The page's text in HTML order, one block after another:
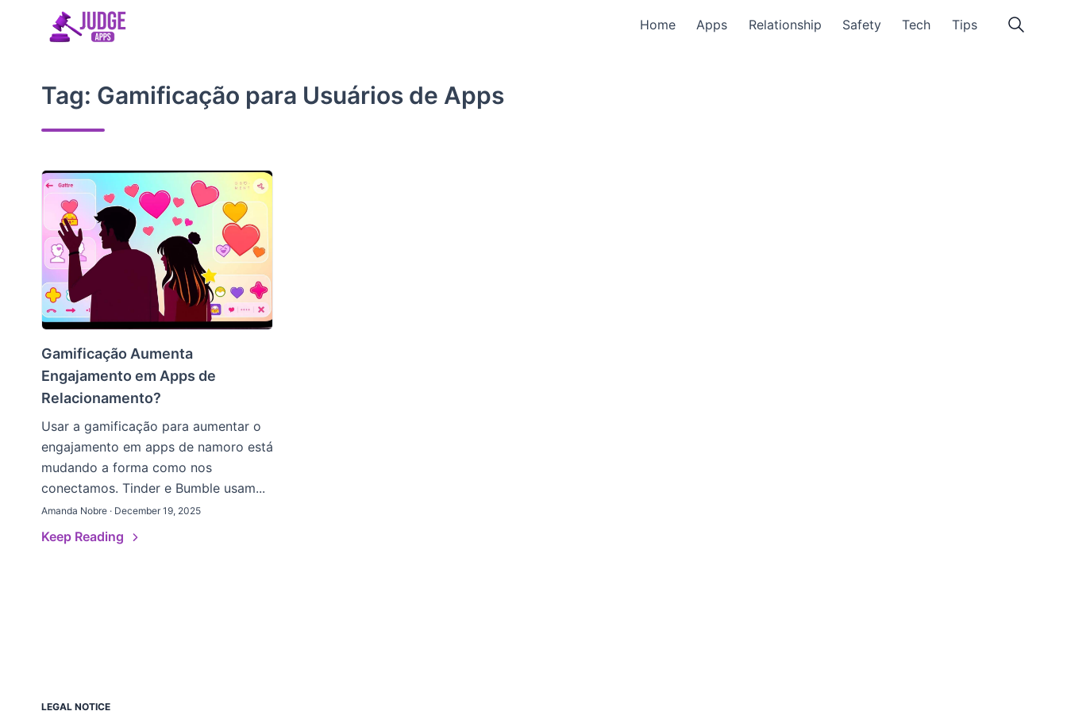
Home Apps Relationship Safety Tech Tips
Tag: Gamificação para Usuários de Apps
Gamificação Aumenta
Engajamento em Apps de
Relacionamento?
Usar a gamificação para aumentar o
engajamento em apps de namoro está
mudando a forma como nos
conectamos. Tinder e Bumble usam...
Amanda Nobre · December 19, 2025
Keep Reading
LEGAL NOTICE